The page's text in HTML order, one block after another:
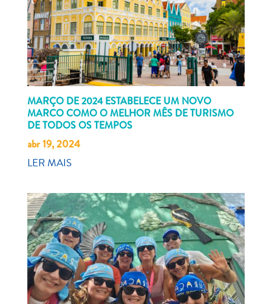
MARÇO DE 2024 ESTABELECE UM NOVO
MARCO COMO O MELHOR MÊS DE TURISMO
DE TODOS OS TEMPOS
abr 19, 2024
LER MAIS